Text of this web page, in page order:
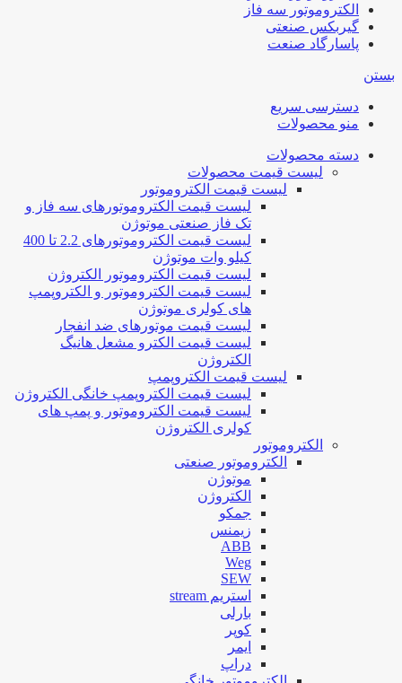
الکتروموتور سه فاز
گیربکس صنعتی
پاسارگاد صنعت
بستن
دسترسی سریع
منو محصولات
دسته محصولات
لیست قیمت محصولات
لیست قیمت الکتروموتور
لیست قیمت الکتروموتورهای سه فاز و
تک فاز صنعتی موتوژن
لیست قیمت الکتروموتورهای 2.2 تا 400
کیلو وات موتوژن
لیست قیمت الکتروموتور الکتروژن
لیست قیمت الکتروموتور و الکتروپمپ
های کولری موتوژن
لیست قیمت موتورهای ضد انفجار
لیست قیمت الکترو مشعل هانیگ
الکتروژن
لیست قیمت الکتروپمپ
لیست قیمت الکتروپمپ خانگی الکتروژن
لیست قیمت الکتروموتور و پمپ های
کولری الکتروژن
الکتروموتور
الکتروموتور صنعتی
موتوژن
الکتروژن
جمکو
زیمنس
ABB
Weg
SEW
استریم stream
بارلی
کوپر
ایمر
دراپ